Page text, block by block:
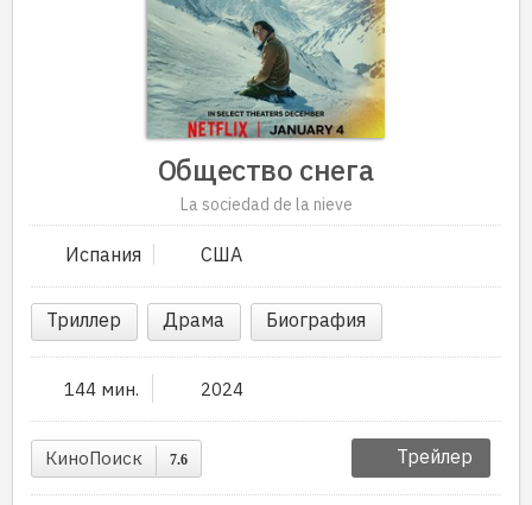
Общество снега
La sociedad de la nieve
Испания США
Триллер Драма Биография
144 мин. 2024
КиноПоиск 7.6 Трейлер